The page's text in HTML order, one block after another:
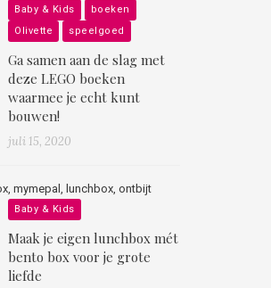
Baby & Kids
boeken
Olivette
speelgoed
Ga samen aan de slag met
deze LEGO boeken
waarmee je echt kunt
bouwen!
juli 15, 2020
Baby & Kids
Maak je eigen lunchbox mét
bento box voor je grote
liefde